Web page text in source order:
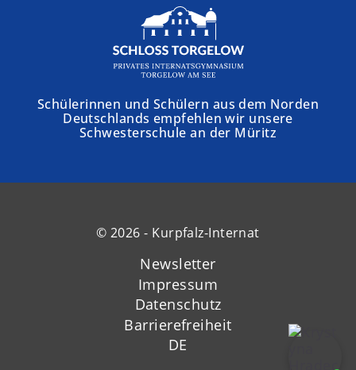
Schülerinnen und Schülern aus dem Norden
Deutschlands empfehlen wir unsere
Schwesterschule an der Müritz
© 2026 - Kurpfalz-Internat
Newsletter
Impressum
Datenschutz
Barrierefreiheit
DE